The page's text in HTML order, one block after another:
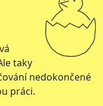
taky
nedokončené
práci.